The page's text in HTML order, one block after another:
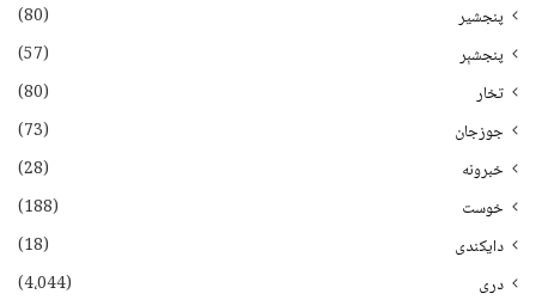
پنجشیر
(80)
پنجشېر
(57)
تخار
(80)
جوزجان
(73)
خبرونه
(28)
خوست
(188)
دایکندی
(18)
دری
(4،044)